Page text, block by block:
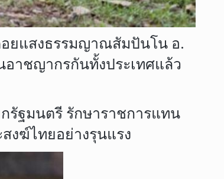
อยแสงธรรมญาณสัมปันโน อ.
อาชญากรกันทั้งประเทศแล้ว
รัฐมนตรี รักษาราชการแทน
งฆ์ไทยอย่างรุนแรง